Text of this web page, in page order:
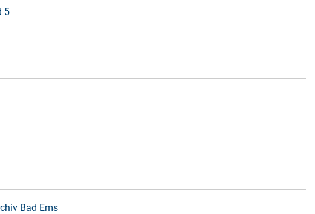
5
Bad Ems